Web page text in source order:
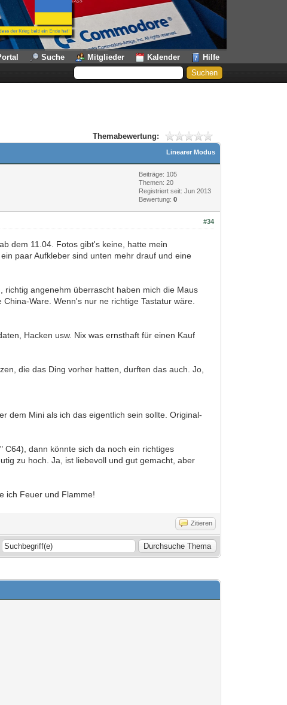
Suche Mitglieder Kalender
Hilfe
Themabewertung:
Linearer Modus
Beiträge: 105
Themen: 20
Registriert seit: Jun 2013
Bewertung:0
#34
dem 11.04. Fotos gibt's keine, hatte mein
paar Aufkleber sind unten mehr drauf und eine
richtig angenehm überrascht haben mich die Maus
Ware. Wenn's nur ne richtige Tastatur wäre.
Hacken usw. Nix was ernsthaft für einen Kauf
die das Ding vorher hatten, durften das auch. Jo,
dem Mini als ich das eigentlich sein sollte. Original-
C64), dann könnte sich da noch ein richtiges
zu hoch. Ja, ist liebevoll und gut gemacht, aber
ich Feuer und Flamme!
Zitieren